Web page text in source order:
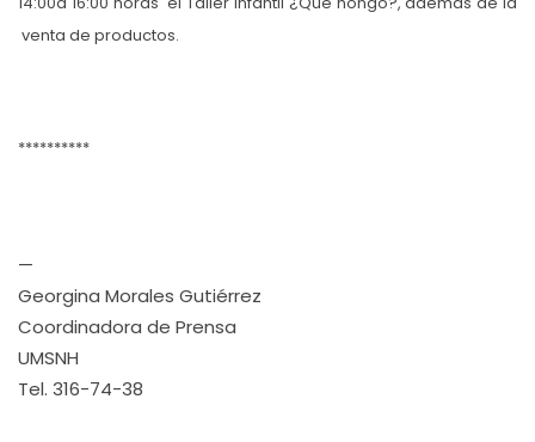
venta de productos.
**********
—
Georgina Morales Gutiérrez
Coordinadora de Prensa
UMSNH
Tel. 316-74-38